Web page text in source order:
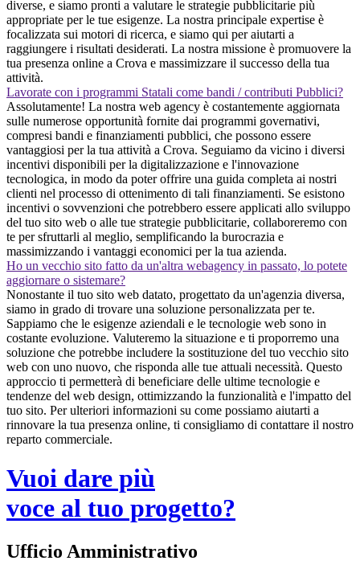
diverse, e siamo pronti a valutare le strategie pubblicitarie più
appropriate per le tue esigenze. La nostra principale expertise è
focalizzata sui motori di ricerca, e siamo qui per aiutarti a
raggiungere i risultati desiderati. La nostra missione è promuovere la
tua presenza online a Crova e massimizzare il successo della tua
attività.
Lavorate con i programmi Statali come bandi / contributi Pubblici?
Assolutamente! La nostra web agency è costantemente aggiornata
sulle numerose opportunità fornite dai programmi governativi,
compresi bandi e finanziamenti pubblici, che possono essere
vantaggiosi per la tua attività a Crova. Seguiamo da vicino i diversi
incentivi disponibili per la digitalizzazione e l'innovazione
tecnologica, in modo da poter offrire una guida completa ai nostri
clienti nel processo di ottenimento di tali finanziamenti. Se esistono
incentivi o sovvenzioni che potrebbero essere applicati allo sviluppo
del tuo sito web o alle tue strategie pubblicitarie, collaboreremo con
te per sfruttarli al meglio, semplificando la burocrazia e
massimizzando i vantaggi economici per la tua azienda.
Ho un vecchio sito fatto da un'altra webagency in passato, lo potete
aggiornare o sistemare?
Nonostante il tuo sito web datato, progettato da un'agenzia diversa,
siamo in grado di trovare una soluzione personalizzata per te.
Sappiamo che le esigenze aziendali e le tecnologie web sono in
costante evoluzione. Valuteremo la situazione e ti proporremo una
soluzione che potrebbe includere la sostituzione del tuo vecchio sito
web con uno nuovo, che risponda alle tue attuali necessità. Questo
approccio ti permetterà di beneficiare delle ultime tecnologie e
tendenze del web design, ottimizzando la funzionalità e l'impatto del
tuo sito. Per ulteriori informazioni su come possiamo aiutarti a
rinnovare la tua presenza online, ti consigliamo di contattare il nostro
reparto commerciale.
Vuoi dare più
voce al tuo progetto?
Ufficio Amministrativo